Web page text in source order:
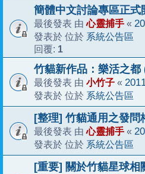
簡體中文討論專區正式
最後發表 由心靈捕手 «
發表於 位於 系統公告區
回覆: 1
竹貓新作品：樂活之
最後發表 由 小竹子 «
發表於 位於 系統公告區
[整理] 竹貓通用之發問
最後發表 由心靈捕手 «
發表於 位於 系統公告區
[重要] 關於竹貓星球相